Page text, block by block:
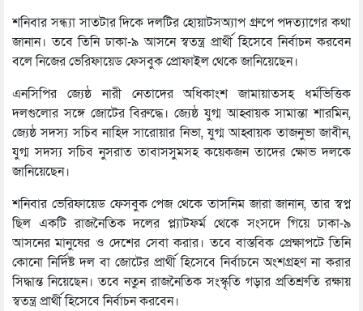
শনিবার সন্ধ্যা সাতটার দিকে দলটির হোয়াটসঅ্যাপ গ্রুপে পদত্যাগের কথা
জানান। তবে তিনি ঢাকা-৯ আসনে স্বতন্ত্র প্রার্থী হিসেবে নির্বাচন করবেন
বলে নিজের ভেরিফায়েড ফেসবুক প্রোফাইল থেকে জানিয়েছেন।
এনসিপির জ্যেষ্ঠ নারী নেতাদের অধিকাংশ জামায়াতসহ ধর্মভিত্তিক
দলগুলোর সঙ্গে জোটের বিরুদ্ধে। জ্যেষ্ঠ যুগ্ম আহ্বায়ক সামান্তা শারমিন,
জ্যেষ্ঠ সদস্য সচিব নাহিদ সারোয়ার নিভা, যুগ্ম আহ্বায়ক তাজনুভা জাবীন,
যুগ্ম সদস্য সচিব নুসরাত তাবাসসুমসহ কয়েকজন তাদের ক্ষোভ দলকে
জানিয়েছেন।
শনিবার ভেরিফায়েড ফেসবুক পেজ থেকে তাসনিম জারা জানান, তার স্বপ্ন
ছিল একটি রাজনৈতিক দলের প্ল্যাটফর্ম থেকে সংসদে গিয়ে ঢাকা-৯
আসনের মানুষের ও দেশের সেবা করার। তবে বাস্তবিক প্রেক্ষাপটে তিনি
কোনো নির্দিষ্ট দল বা জোটের প্রার্থী হিসেবে নির্বাচনে অংশগ্রহণ না করার
সিদ্ধান্ত নিয়েছেন। তবে নতুন রাজনৈতিক সংস্কৃতি গড়ার প্রতিশ্রুতি রক্ষায়
স্বতন্ত্র প্রার্থী হিসেবে নির্বাচন করবেন।